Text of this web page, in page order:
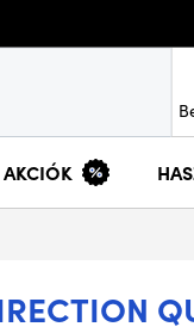
AKCIÓK